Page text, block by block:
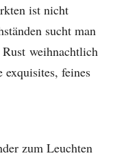
ist nicht
sucht man
Rust weihnachtlich
exquisites, feines
zum Leuchten